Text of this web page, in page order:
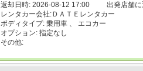
返却日時: 2026-08-12 17:00
出発店舗に
レンタカー会社:ＤＡＴＥレンタカー
ボディタイプ: 乗用車 、 エコカー
オプション: 指定なし
その他: